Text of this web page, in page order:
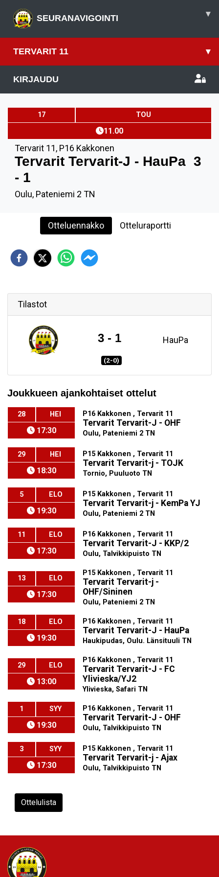
SEURANAVIGOINTI ▾
TERVARIT 11 ▾
KIRJAUDU
17 TOU
11.00
Tervarit 11, P16 Kakkonen
Tervarit Tervarit-J - HauPa 3
- 1
Oulu, Pateniemi 2 TN
Otteluennakko Otteluraportti
Tilastot
3 - 1 HauPa
(2-0)
Joukkueen ajankohtaiset ottelut
28 HEI
17:30
P16 Kakkonen , Tervarit 11
Tervarit Tervarit-J - OHF
Oulu, Pateniemi 2 TN
29 HEI
18:30
P15 Kakkonen , Tervarit 11
Tervarit Tervarit-j - TOJK
Tornio, Puuluoto TN
5 ELO
19:30
P15 Kakkonen , Tervarit 11
Tervarit Tervarit-j - KemPa YJ
Oulu, Pateniemi 2 TN
11 ELO
17:30
P16 Kakkonen , Tervarit 11
Tervarit Tervarit-J - KKP/2
Oulu, Talvikkipuisto TN
13 ELO
17:30
P15 Kakkonen , Tervarit 11
Tervarit Tervarit-j -
OHF/Sininen
Oulu, Pateniemi 2 TN
18 ELO
19:30
P16 Kakkonen , Tervarit 11
Tervarit Tervarit-J - HauPa
Haukipudas, Oulu. Länsituuli TN
29 ELO
13:00
P16 Kakkonen , Tervarit 11
Tervarit Tervarit-J - FC
Ylivieska/YJ2
Ylivieska, Safari TN
1 SYY
19:30
P16 Kakkonen , Tervarit 11
Tervarit Tervarit-J - OHF
Oulu, Talvikkipuisto TN
3 SYY
17:30
P15 Kakkonen , Tervarit 11
Tervarit Tervarit-j - Ajax
Oulu, Talvikkipuisto TN
Ottelulista